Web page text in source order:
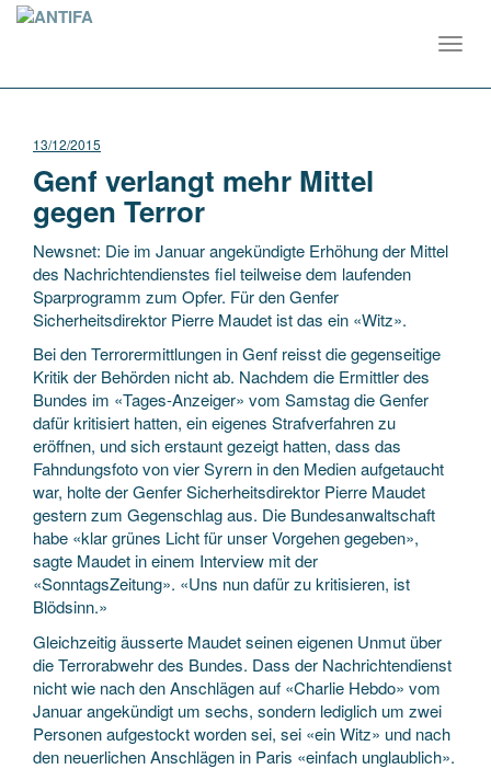
13/12/2015
Genf verlangt mehr Mittel
gegen Terror
Newsnet: Die im Januar angekündigte Erhöhung der Mittel
des Nachrichtendienstes fiel teilweise dem laufenden
Sparprogramm zum Opfer. Für den Genfer
Sicherheitsdirektor Pierre Maudet ist das ein «Witz».
Bei den Terrorermittlungen in Genf reisst die gegenseitige
Kritik der Behörden nicht ab. Nachdem die Ermittler des
Bundes im «Tages-Anzeiger» vom Samstag die Genfer
dafür kritisiert hatten, ein eigenes Strafverfahren zu
eröffnen, und sich erstaunt gezeigt hatten, dass das
Fahndungsfoto von vier Syrern in den Medien aufgetaucht
war, holte der Genfer Sicherheitsdirektor Pierre Maudet
gestern zum Gegenschlag aus. Die Bundesanwaltschaft
habe «klar grünes Licht für unser Vorgehen gegeben»,
sagte Maudet in einem Interview mit der
«SonntagsZeitung». «Uns nun dafür zu kritisieren, ist
Blödsinn.»
Gleichzeitig äusserte Maudet seinen eigenen Unmut über
die Terrorabwehr des Bundes. Dass der Nachrichtendienst
nicht wie nach den Anschlägen auf «Charlie Hebdo» vom
Januar angekündigt um sechs, sondern lediglich um zwei
Personen aufgestockt worden sei, sei «ein Witz» und nach
den neuerlichen Anschlägen in Paris «einfach unglaublich».